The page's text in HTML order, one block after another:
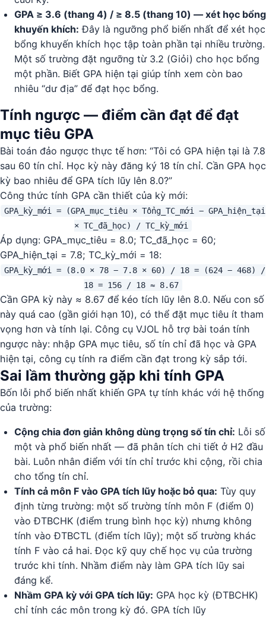
GPA ≥ 3.6 (thang 4) / ≥ 8.5 (thang 10) — xét học bổng
khuyến khích: Đây là ngưỡng phổ biến nhất để xét học
bổng khuyến khích học tập toàn phần tại nhiều trường.
Một số trường đặt ngưỡng từ 3.2 (Giỏi) cho học bổng
một phần. Biết GPA hiện tại giúp tính xem còn bao
nhiêu “dư địa” để đạt học bổng.
Tính ngược — điểm cần đạt để đạt
mục tiêu GPA
Bài toán đảo ngược thực tế hơn: “Tôi có GPA hiện tại là 7.8
sau 60 tín chỉ. Học kỳ này đăng ký 18 tín chỉ. Cần GPA học
kỳ bao nhiêu để GPA tích lũy lên 8.0?”
Công thức tính GPA cần thiết của kỳ mới:
GPA_kỳ_mới = (GPA_mục_tiêu × Tổng_TC_mới − GPA_hiện_tại
× TC_đã_học) / TC_kỳ_mới
Áp dụng: GPA_mục_tiêu = 8.0; TC_đã_học = 60;
GPA_hiện_tại = 7.8; TC_kỳ_mới = 18:
GPA_kỳ_mới = (8.0 × 78 − 7.8 × 60) / 18 = (624 − 468) /
18 = 156 / 18 ≈ 8.67
Cần GPA kỳ này ≈ 8.67 để kéo tích lũy lên 8.0. Nếu con số
này quá cao (gần giới hạn 10), có thể đặt mục tiêu ít tham
vọng hơn và tính lại. Công cụ VJOL hỗ trợ bài toán tính
ngược này: nhập GPA mục tiêu, số tín chỉ đã học và GPA
hiện tại, công cụ tính ra điểm cần đạt trong kỳ sắp tới.
Sai lầm thường gặp khi tính GPA
Bốn lỗi phổ biến nhất khiến GPA tự tính khác với hệ thống
của trường:
Cộng chia đơn giản không dùng trọng số tín chỉ: Lỗi số
một và phổ biến nhất — đã phân tích chi tiết ở H2 đầu
bài. Luôn nhân điểm với tín chỉ trước khi cộng, rồi chia
cho tổng tín chỉ.
Tính cả môn F vào GPA tích lũy hoặc bỏ qua: Tùy quy
định từng trường: một số trường tính môn F (điểm 0)
vào ĐTBCHK (điểm trung bình học kỳ) nhưng không
tính vào ĐTBCTL (điểm tích lũy); một số trường khác
tính F vào cả hai. Đọc kỹ quy chế học vụ của trường
trước khi tính. Nhầm điểm này làm GPA tích lũy sai
đáng kể.
Nhầm GPA kỳ với GPA tích lũy: GPA học kỳ (ĐTBCHK)
chỉ tính các môn trong kỳ đó. GPA tích lũy